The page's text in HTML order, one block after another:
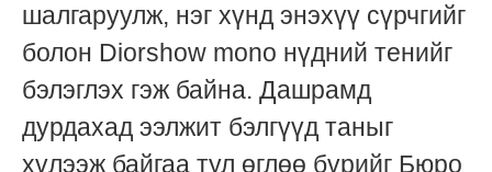
шалгаруулж, нэг хүнд энэхүү сүрчгийг
болон Diorshow mono нүдний тенийг
бэлэглэх гэж байна. Дашрамд
дурдахад ээлжит бэлгүүд таныг
хүлээж байгаа тул өглөө бүрийг Бюро